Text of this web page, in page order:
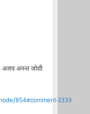
अनन्त जोशी
854#comment-3339